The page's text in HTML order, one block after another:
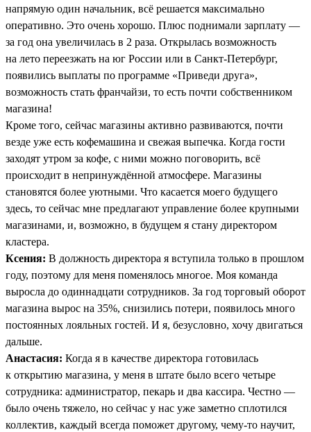
напрямую один начальник, всё решается максимально
оперативно. Это очень хорошо. Плюс поднимали зарплату —
за год она увеличилась в 2 раза. Открылась возможность
на лето переезжать на юг России или в Санкт-Петербург,
появились выплаты по программе «Приведи друга»,
возможность стать франчайзи, то есть почти собственником
магазина!
Кроме того, сейчас магазины активно развиваются, почти
везде уже есть кофемашина и свежая выпечка. Когда гости
заходят утром за кофе, с ними можно поговорить, всё
происходит в непринуждённой атмосфере. Магазины
становятся более уютными. Что касается моего будущего
здесь, то сейчас мне предлагают управление более крупными
магазинами, и, возможно, в будущем я стану директором
кластера.
Ксения: В должность директора я вступила только в прошлом
году, поэтому для меня поменялось многое. Моя команда
выросла до одиннадцати сотрудников. За год торговый оборот
магазина вырос на 35%, снизились потери, появилось много
постоянных лояльных гостей. И я, безусловно, хочу двигаться
дальше.
Анастасия: Когда я в качестве директора готовилась
к открытию магазина, у меня в штате было всего четыре
сотрудника: администратор, пекарь и два кассира. Честно —
было очень тяжело, но сейчас у нас уже заметно сплотился
коллектив, каждый всегда поможет другому, чему-то научит,